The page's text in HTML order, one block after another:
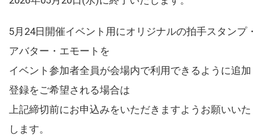
5月24日開催イベント用にオリジナルの拍手スタンプ・
アバター・エモートを
イベント参加者全員が会場内で利用できるように追加
登録をご希望される場合は
上記締切前にお申込みをいただきますようお願いいた
します。